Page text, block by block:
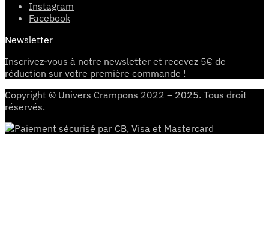
Instagram
Facebook
Newsletter
Inscrivez-vous à notre newsletter et recevez 5€ de
réduction sur votre première commande !
Copyright © Univers Crampons 2022 – 2025. Tous droit
réservés.